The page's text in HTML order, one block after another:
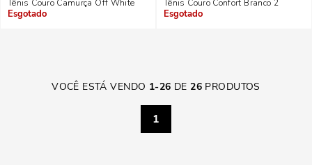
Tênis Couro Camurça Off White
Indisponível
Tênis Couro Confort Branco 2
Indisponível
VOCÊ ESTÁ VENDO 1-26 DE26 PRODUTOS
1